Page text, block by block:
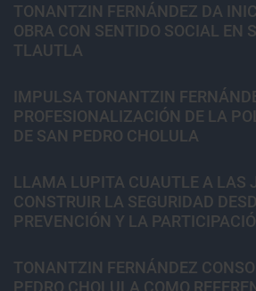
TONANTZIN FERNÁNDEZ DA
OBRA CON SENTIDO SOCIAL EN
TLAUTLA
IMPULSA TONANTZIN
PROFESIONALIZACIÓN DE LA
DE SAN PEDRO CHOLULA
LLAMA LUPITA CUAUTLE A LAS
CONSTRUIR LA SEGURIDAD
PREVENCIÓN Y LA
TONANTZIN FERNÁNDEZ
PEDRO CHOLULA COMO